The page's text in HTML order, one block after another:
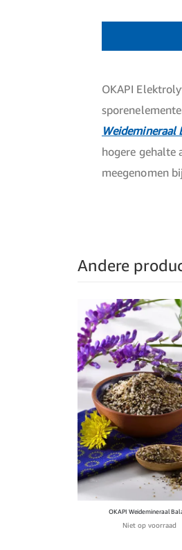
OKAPI
Weidemineraal
hogere gehalte
meegenomen
Andere
OKAPI Weidemineraal
Niet op voorraad